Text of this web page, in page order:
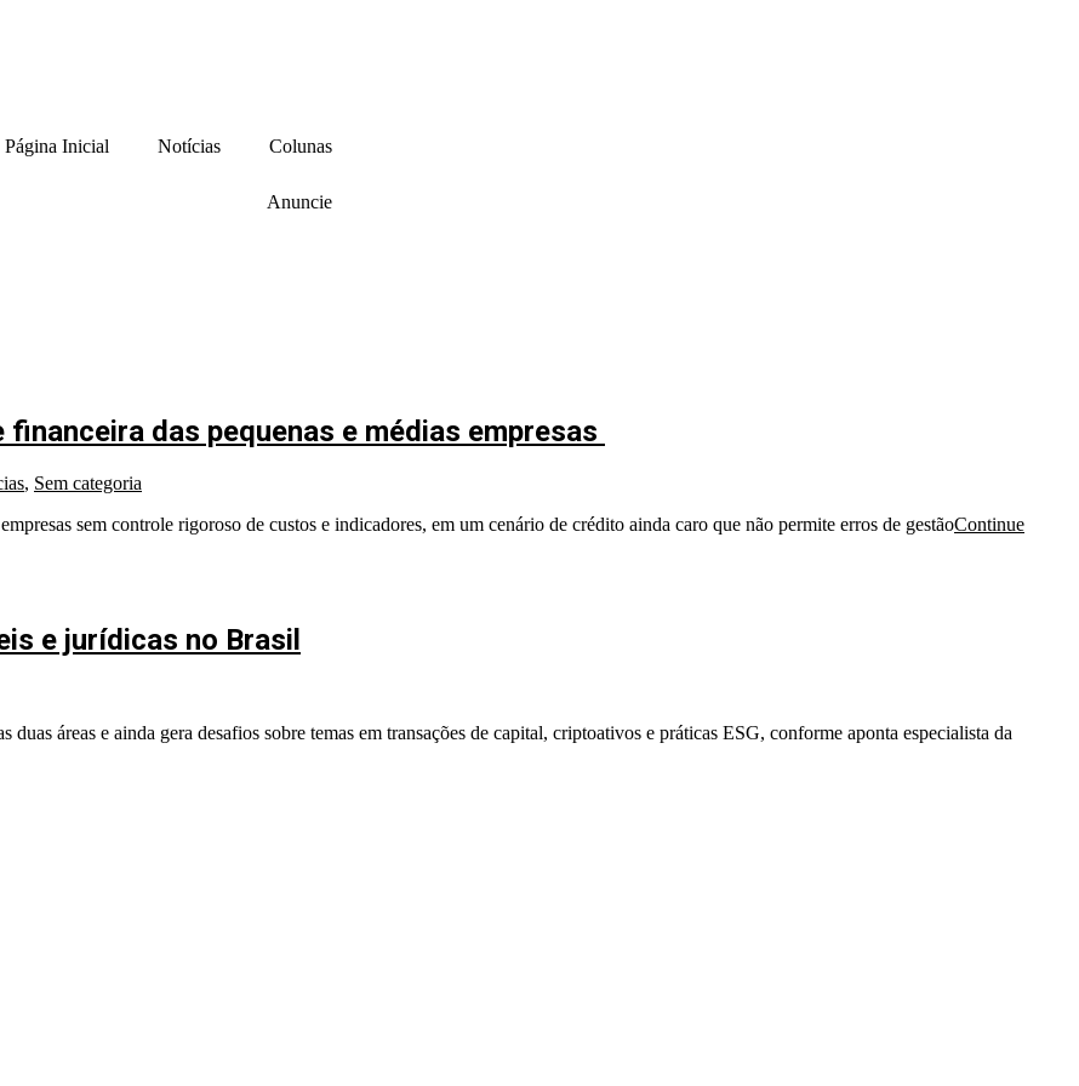
Página Inicial Notícias Colunas
Anuncie
das pequenas e médias empresas
, Sem categoria
sem controle rigoroso de custos e indicadores, em um cenário de crédito ainda caro que não permite erros de gestãoContinue
e jurídicas no Brasil
áreas e ainda gera desafios sobre temas em transações de capital, criptoativos e práticas ESG, conforme aponta especialista da